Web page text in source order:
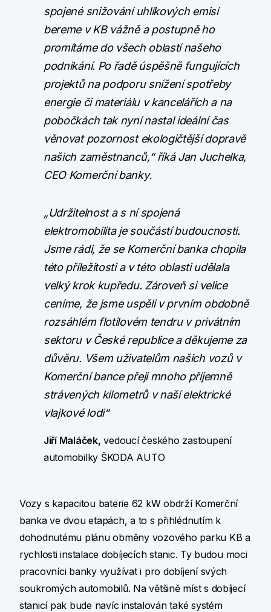
spojené snižování uhlíkových emisí
bereme v KB vážně a postupně ho
promítáme do všech oblastí našeho
podnikání. Po řadě úspěšně fungujících
projektů na podporu snížení spotřeby
energie či materiálu v kancelářích a na
pobočkách tak nyní nastal ideální čas
věnovat pozornost ekologičtější dopravě
našich zaměstnanců,“ říká Jan Juchelka,
CEO Komerční banky.
„Udržitelnost a s ní spojená
elektromobilita je součástí budoucnosti.
Jsme rádi, že se Komerční banka chopila
této příležitosti a v této oblasti udělala
velký krok kupředu. Zároveň si velice
ceníme, že jsme uspěli v prvním obdobně
rozsáhlém flotilovém tendru v privátním
sektoru v České republice a děkujeme za
důvěru. Všem uživatelům našich vozů v
Komerční bance přeji mnoho příjemně
strávených kilometrů v naší elektrické
vlajkové lodi“
Jiří Maláček, vedoucí českého zastoupení
automobilky ŠKODA AUTO
Vozy s kapacitou baterie 62 kW obdrží Komerční
banka ve dvou etapách, a to s přihlédnutím k
dohodnutému plánu obměny vozového parku KB a
rychlosti instalace dobíjecích stanic. Ty budou moci
pracovníci banky využívat i pro dobíjení svých
soukromých automobilů. Na většině míst s dobíjecí
stanicí pak bude navíc instalován také systém